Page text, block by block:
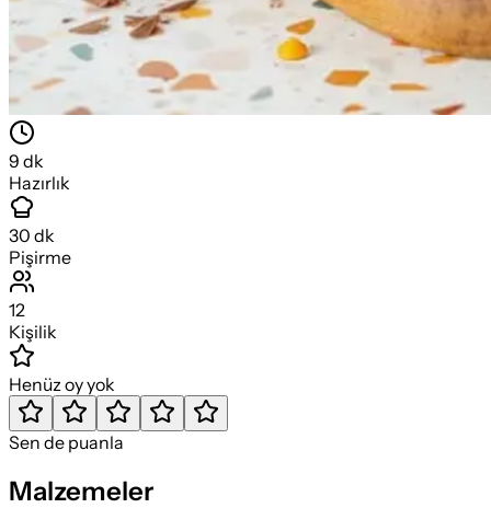
9 dk
Hazırlık
30 dk
Pişirme
12
Kişilik
Henüz oy yok
Sen de puanla
Malzemeler